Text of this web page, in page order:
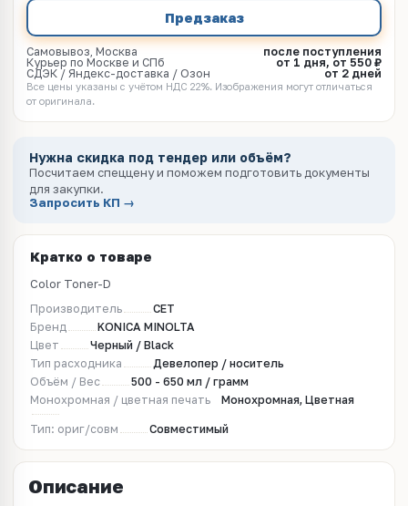
Предзаказ
Самовывоз, Москва
после поступления
Курьер по Москве и СПб
от 1 дня, от 550 ₽
СДЭК / Яндекс-доставка / Озон
от 2 дней
Все цены указаны с учётом НДС 22%. Изображения могут отличаться
от оригинала.
Нужна скидка под тендер или объём?
Посчитаем спеццену и поможем подготовить документы
для закупки.
Запросить КП →
Кратко о товаре
Color Toner-D
Производитель
CET
Бренд
KONICA MINOLTA
Цвет
Черный / Black
Тип расходника
Девелопер / носитель
Объём / Вес
500 - 650 мл / грамм
Монохромная / цветная печать
Монохромная, Цветная
Тип: ориг/совм Совместимый
Описание